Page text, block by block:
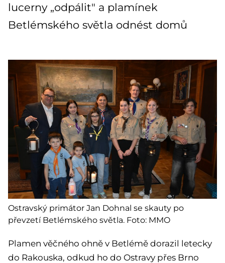
lucerny „odpálit" a plamínek
Betlémského světla odnést domů
Ostravský primátor Jan Dohnal se skauty po
převzetí Betlémského světla. Foto: MMO
Plamen věčného ohně v Betlémě dorazil letecky
do Rakouska, odkud ho do Ostravy přes Brno